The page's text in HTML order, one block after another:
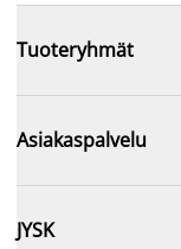
Tuoteryhmät
Asiakaspalvelu
JYSK